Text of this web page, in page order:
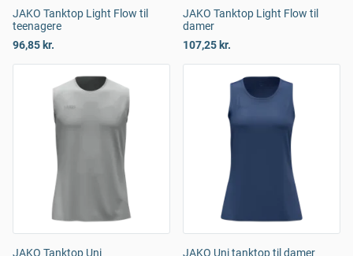
JAKO Tanktop Light Flow til
teenagere
96,85 kr.
JAKO Tanktop Light Flow til
damer
107,25 kr.
JAKO Tanktop Uni
JAKO Uni tanktop til damer